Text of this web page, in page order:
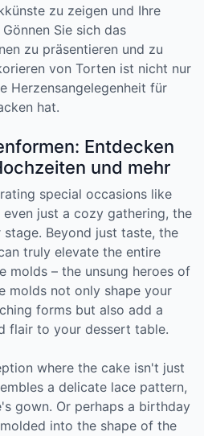
zu zeigen und Ihre
Sie sich das
zu präsentieren und zu
von Torten ist nicht nur
Herzensangelegenheit für
hat.
Entdecken
und mehr
special occasions like
just a cozy gathering, the
Beyond just taste, the
truly elevate the entire
molds – the unsung heroes of
molds not only shape your
forms but also add a
flair to your dessert table.
where the cake isn't just
a delicate lace pattern,
gown. Or perhaps a birthday
into the shape of the